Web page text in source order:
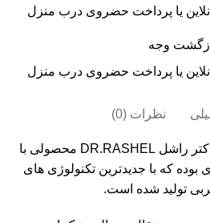
یا پرداخت حضروی درب منزل
یا پرداخت حضروی درب منزل
نظرات (0)
سرم دور چشم ویتامین C دکتر راشل DR.RASHEL محصولی با
بوده که با جدیدترین تکنولوژی های
تولید شده است.